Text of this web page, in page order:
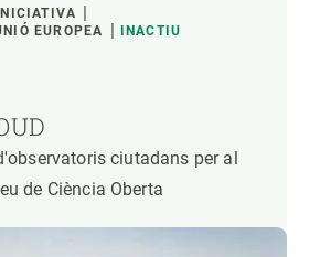
EUROPEA
INACTIU
ciutadans per al
de Ciència Oberta